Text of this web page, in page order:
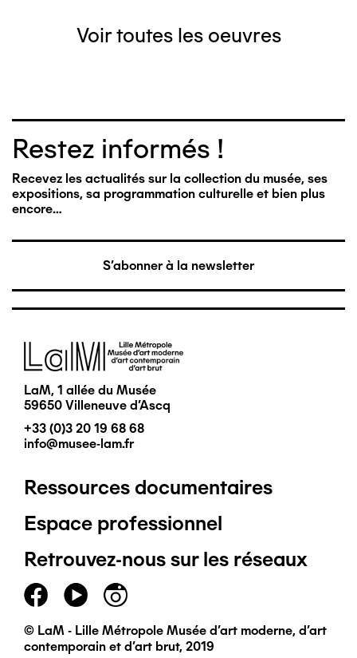
Voir toutes les oeuvres
Restez informés !
Recevez les actualités sur la collection du musée, ses
expositions, sa programmation culturelle et bien plus
encore…
S'abonner à la newsletter
Image
LaM, 1 allée du Musée
59650 Villeneuve d'Ascq
+33 (0)3 20 19 68 68
info@musee-lam.fr
Pied
de
page
principal
Ressources documentaires
Espace professionnel
Retrouvez-nous sur les réseaux
© LaM - Lille Métropole Musée d'art moderne, d'art
contemporain et d'art brut, 2019